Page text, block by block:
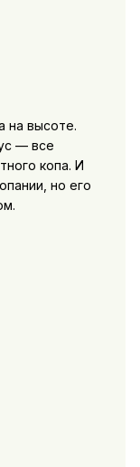
на высоте.
— все
копа. И
но его